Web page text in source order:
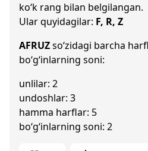
ko‘k rang bilan belgilangan.
Ular quyidagilar: F, R, Z
AFRUZso‘zidagi barcha
bo‘g‘inlarning soni:
unlilar: 2
undoshlar: 3
hamma harflar: 5
bo‘g‘inlarning soni: 2